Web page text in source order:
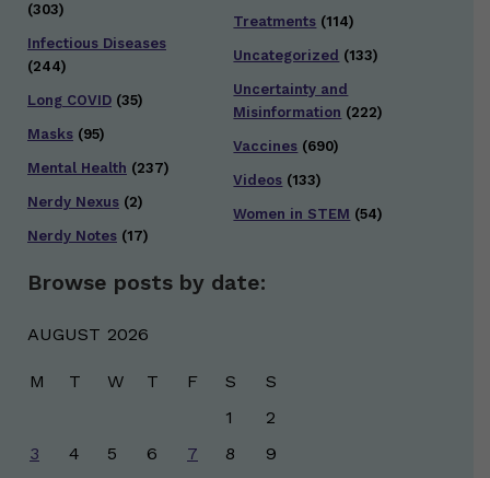
(303)
Infectious Diseases
(244)
Long COVID (35)
Masks (95)
Mental Health (237)
Nerdy Nexus (2)
Nerdy Notes (17)
Treatments (114)
Uncategorized (133)
Uncertainty and
Misinformation (222)
Vaccines (690)
Videos (133)
Women in STEM (54)
Browse posts by date:
AUGUST 2026
M T W T F S
S
1
2
3
4 5 6 7 8
9